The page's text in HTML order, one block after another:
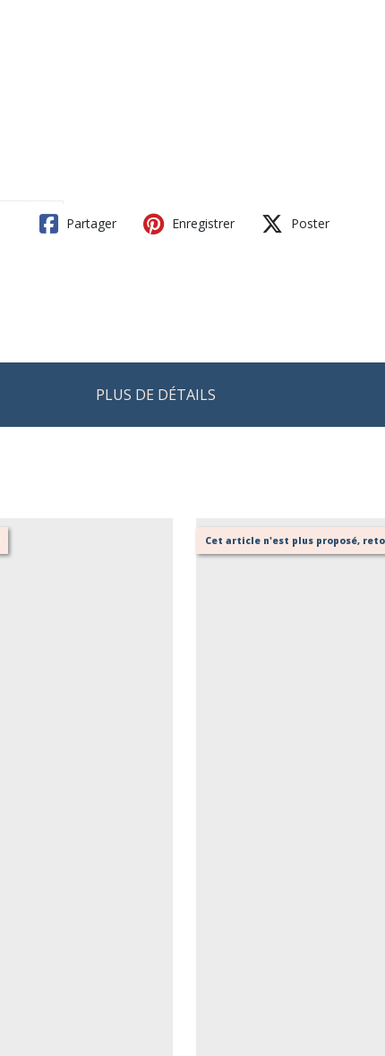
Partager Enregistrer Poster
PLUS DE DÉTAILS
Cet article n'est plus proposé,